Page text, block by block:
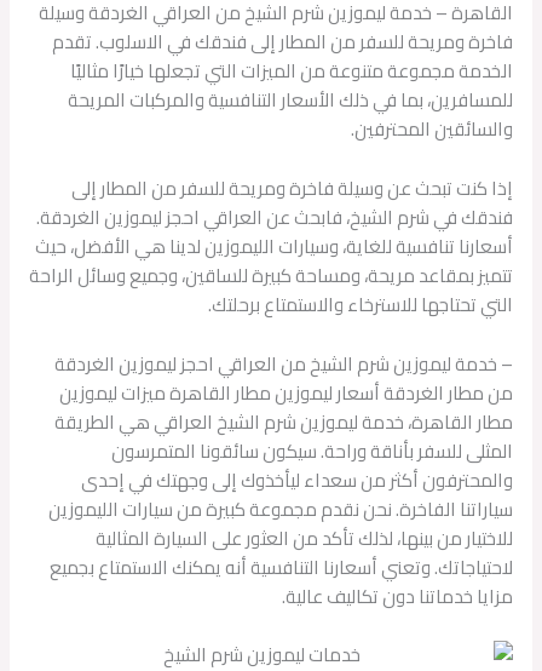
القاهرة – خدمة ليموزين شرم الشيخ من العراقي الغردقة وسيلة
فاخرة ومريحة للسفر من المطار إلى فندقك في الاسلوب. تقدم
الخدمة مجموعة متنوعة من الميزات التي تجعلها خيارًا مثاليًا
للمسافرين، بما في ذلك الأسعار التنافسية والمركبات المريحة
والسائقين المحترفين.
إذا كنت تبحث عن وسيلة فاخرة ومريحة للسفر من المطار إلى
فندقك في شرم الشيخ، فابحث عن العراقي احجز ليموزين الغردقة.
أسعارنا تنافسية للغاية، وسيارات الليموزين لدينا هي الأفضل، حيث
تتميز بمقاعد مريحة، ومساحة كبيرة للساقين، وجميع وسائل الراحة
التي تحتاجها للاسترخاء والاستمتاع برحلتك.
– خدمة ليموزين شرم الشيخ من العراقي احجز ليموزين الغردقة
من مطار الغردقة أسعار ليموزين مطار القاهرة ميزات ليموزين
مطار القاهرة، خدمة ليموزين شرم الشيخ العراقي هي الطريقة
المثلى للسفر بأناقة وراحة. سيكون سائقونا المتمرسون
والمحترفون أكثر من سعداء ليأخذوك إلى وجهتك في إحدى
سياراتنا الفاخرة. نحن نقدم مجموعة كبيرة من سيارات الليموزين
للاختيار من بينها، لذلك تأكد من العثور على السيارة المثالية
لاحتياجاتك. وتعني أسعارنا التنافسية أنه يمكنك الاستمتاع بجميع
مزايا خدماتنا دون تكاليف عالية.